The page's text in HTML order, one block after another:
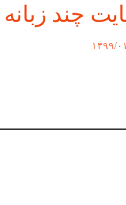
چند زبانه
۰۱/۲۷